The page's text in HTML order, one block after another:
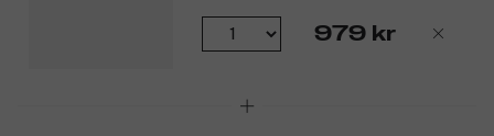
979 kr